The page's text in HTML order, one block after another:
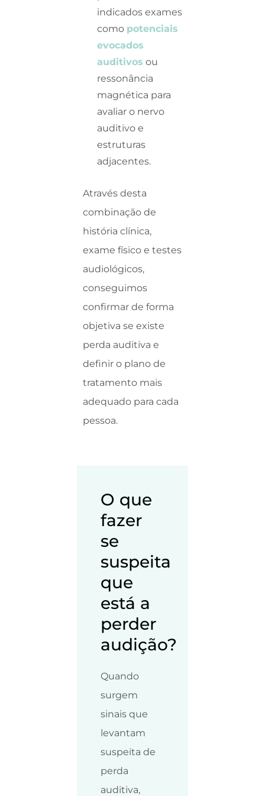
indicados exames
como potenciais
evocados
auditivos ou
ressonância
magnética para
avaliar o nervo
auditivo e
estruturas
adjacentes.
Através desta
combinação de
história clínica,
exame físico e testes
audiológicos,
conseguimos
confirmar de forma
objetiva se existe
perda auditiva e
definir o plano de
tratamento mais
adequado para cada
pessoa.
O que
fazer
se
suspeita
que
está a
perder
audição?
Quando
surgem
sinais que
levantam
suspeita de
perda
auditiva,